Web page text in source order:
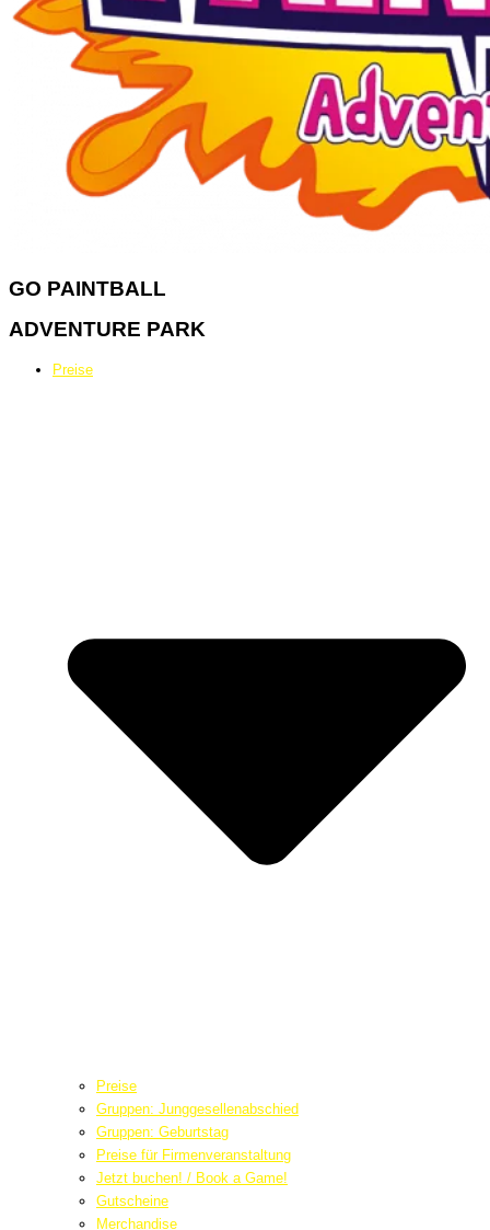
GO PAINTBALL
ADVENTURE PARK
Preise
Preise
Gruppen: Junggesellenabschied
Gruppen: Geburtstag
Preise für Firmenveranstaltung
Jetzt buchen! / Book a Game!
Gutscheine
Merchandise